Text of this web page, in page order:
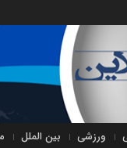
ورزشی بین الملل